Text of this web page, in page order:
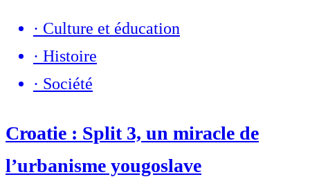
· Culture et éducation
· Histoire
· Société
Croatie : Split 3, un miracle de
l’urbanisme yougoslave